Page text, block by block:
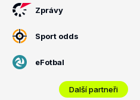
Zprávy
Sport odds
eFotbal
Další partneři